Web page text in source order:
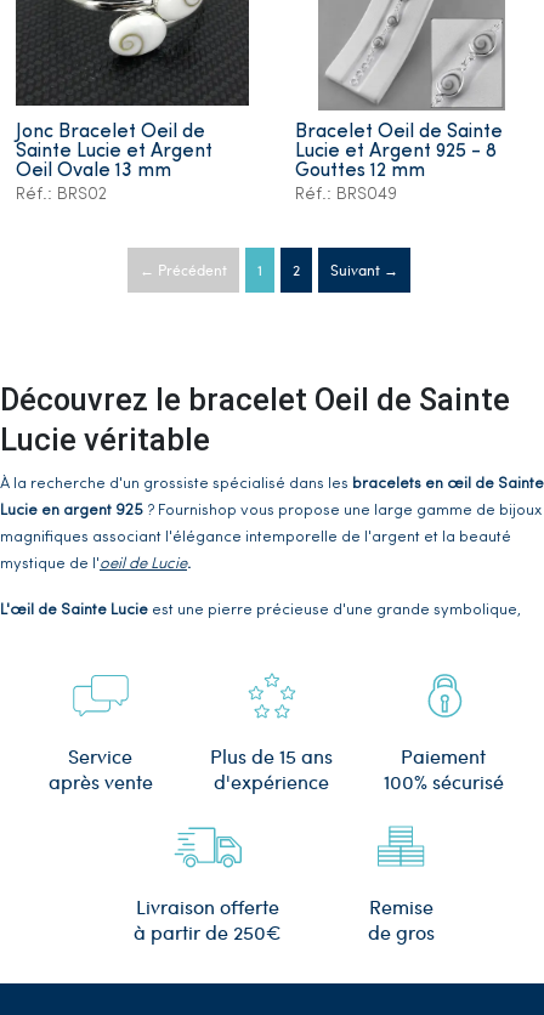
Jonc Bracelet Oeil de
Sainte Lucie et Argent
Oeil Ovale 13 mm
Réf.: BRS02
Bracelet Oeil de Sainte
Lucie et Argent 925 - 8
Gouttes 12 mm
Réf.: BRS049
← Précédent 1 2 Suivant →
Découvrez le bracelet Oeil de Sainte
Lucie véritable
À la recherche d'un grossiste spécialisé dans les bracelets en œil de Sainte
Lucie en argent 925 ? Fournishop vous propose une large gamme de bijoux
magnifiques associant l'élégance intemporelle de l'argent et la beauté
mystique de l'oeil de Lucie.
L'œil de Sainte Lucie est une pierre précieuse d'une grande symbolique,
sophistication à toutes vos tenues.
s'engage à vous offrir des bijoux de haute qualité, fabriqués avec des
matériaux authentiques et soigneusement sélectionnés. Nos créations
bijoux durables et éblouissants.
Le bracelet, un bijou de la gamme Oeil
de Sainte Lucie
Service
après vente
Plus de 15 ans
d'expérience
Paiement
100% sécurisé
Livraison offerte
à partir de 250€
Remise
de gros